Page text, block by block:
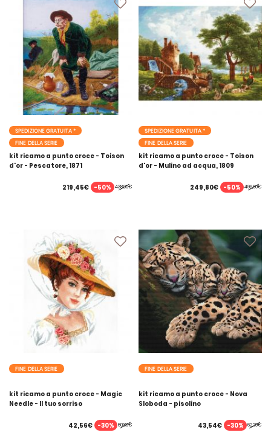
SPEDIZIONE GRATUITA *
FINE DELLA SERIE
kit ricamo a punto croce - Toison
d'or - Pescatore, 1871
438,90€
219,45€ -50%
SPEDIZIONE GRATUITA *
FINE DELLA SERIE
kit ricamo a punto croce - Toison
d'or - Mulino ad acqua, 1809
499,60€
249,80€ -50%
FINE DELLA SERIE
kit ricamo a punto croce - Magic
Needle - Il tuo sorriso
60,80€
42,56€ -30%
FINE DELLA SERIE
kit ricamo a punto croce - Nova
Sloboda - pisolino
62,20€
43,54€ -30%